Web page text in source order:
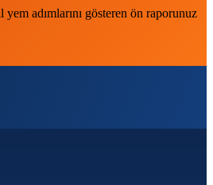
adımlarını gösteren ön raporunuz